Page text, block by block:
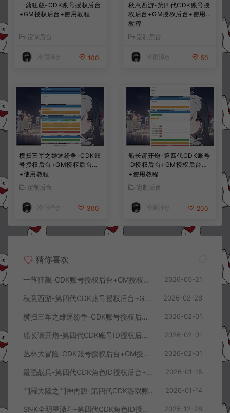
一蕗狂飆-CDK账号授权后台
+GM授权后台+使用教程
定制后台
冷雨泽ღ 100
秋意西游-第四代CDK账号授
权后台+GM授权后台+使用
教程
定制后台
冷雨泽ღ 50
横扫三军之雄逐纷争-CDK账
号授权后台+GM授权后台
+使用教程
定制后台
冷雨泽ღ 300
船长请开炮-第四代CDK账号
ID授权后台+GM授权后台
+使用教程
定制后台
冷雨泽ღ 200
猜你喜欢
一蕗狂飆-CDK账号授权后台+GM授权后台+使用教程 2026-05-21
秋意西游-第四代CDK账号授权后台+GM授权后台+使用教程 2026-02-26
横扫三军之雄逐纷争-CDK账号授权后台+GM授权后台+使用教程 2026-02-01
船长请开炮-第四代CDK账号ID授权后台+GM授权后台+使用教程 2026-02-01
丛林大冒险-CDK账号授权后台+GM授权后台+使用教程 2026-02-01
最强战兵-第四代CDK角色ID授权后台+GM授权后台+使用教程 2026-01-15
鬥羅大陸之鬥神再臨-第四代CDK游戏账号授权后台+GM授权后台+使用教程 2026-01-14
SNK全明星激斗-第四代CDK角色ID授权后台+GM授权后台+使用教程 2025-12-28